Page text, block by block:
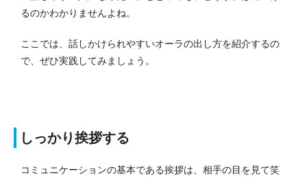
るのかわかりませんよね。
ここでは、話しかけられやすいオーラの出し方を紹介するの
で、ぜひ実践してみましょう。
しっかり挨拶する
コミュニケーションの基本である挨拶は、相手の目を見て笑